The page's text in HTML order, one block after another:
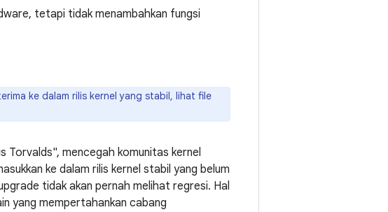
tetapi tidak menambahkan fungsi
ke dalam rilis kernel yang stabil, lihat file
Torvalds", mencegah komunitas kernel
ke dalam rilis kernel stabil yang belum
tidak akan pernah melihat regresi. Hal
yang mempertahankan cabang